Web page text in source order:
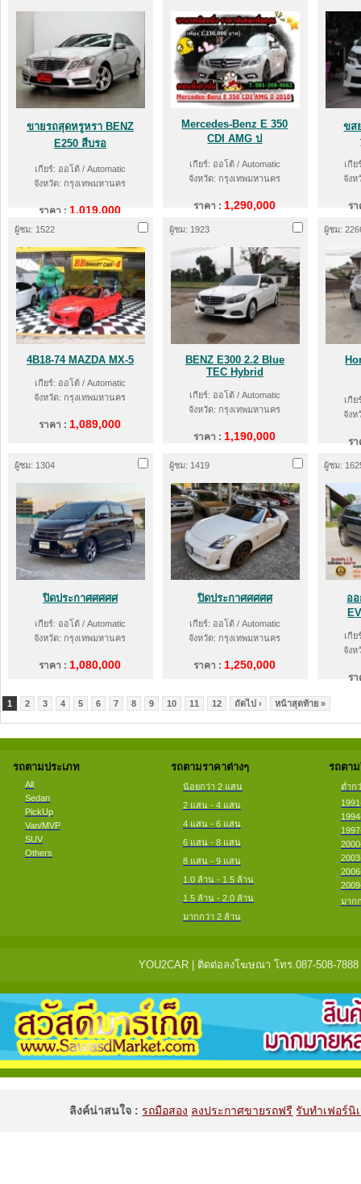
ขายรถสุดหรูหรา BENZ
E250 สีบรอ
เกียร์: ออโต้ / Automatic
จังหวัด: กรุงเทพมหานคร
ราคา : 1,019,000
Mercedes-Benz E 350
CDI AMG ป
เกียร์: ออโต้ / Automatic
จังหวัด: กรุงเทพมหานคร
ราคา : 1,290,000
ขส
เกี
จังห
ร
ผู้ชม: 1522
4B18-74 MAZDA MX-5
เกียร์: ออโต้ / Automatic
จังหวัด: กรุงเทพมหานคร
ราคา :1,089,000
ผู้ชม: 1923
BENZ E300 2.2 Blue
TEC Hybrid
เกียร์: ออโต้ / Automatic
จังหวัด: กรุงเทพมหานคร
ราคา :1,190,000
ผู้ชม:
เกี
จังห
ร
ผู้ชม: 1304
ปิดประกาศศศศศ
เกียร์: ออโต้ / Automatic
จังหวัด: กรุงเทพมหานคร
ราคา :1,080,000
ผู้ชม: 1419
ปิดประกาศศศศศ
เกียร์: ออโต้ / Automatic
จังหวัด: กรุงเทพมหานคร
ราคา :1,250,000
ผู้ชม:
อ
เกี
จังห
ร
1 2 3 4 5 6 7 8 9 10 11 12 ถัดไป › หน้าสุดท้าย »
รถตามประเภท
All
Sedan
PickUp
Van/MVP
SUV
Others
รถตามราคาต่างๆ
น้อยกว่า 2 แสน
2 แสน - 4 แสน
4 แสน - 6 แสน
6 แสน - 8 แสน
8 แสน - 9 แสน
1.0 ล้าน - 1.5 ล้าน
1.5 ล้าน - 2.0 ล้าน
มากกว่า 2 ล้าน
รถตา
ต่ำก
มาก
YOU2CAR | ติดต่อลงโฆษณา โทร.087-508-
ลิงค์น่าสนใจ :รถมือสอง ลงประกาศขายรถฟรี รับทำเฟอร์นิ